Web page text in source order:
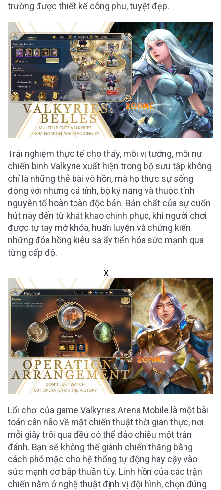
trường được thiết kế công phu, tuyệt đẹp.
Trải nghiệm thực tế cho thấy, mỗi vị tướng, mỗi nữ
chiến binh Valkyrie xuất hiện trong bộ sưu tập không
chỉ là những thẻ bài vô hồn, mà họ thực sự sống
động với những cá tính, bộ kỹ năng và thuộc tính
nguyên tố hoàn toàn độc bản. Bản chất của sự cuốn
hút này đến từ khát khao chinh phục, khi người chơi
được tự tay mở khóa, huấn luyện và chứng kiến
những đóa hồng kiêu sa ấy tiến hóa sức mạnh qua
từng cấp độ.
X
Lối chơi của game Valkyries Arena Mobile là một bài
toán cân não về mặt chiến thuật thời gian thực, nơi
mỗi giây trôi qua đều có thể đảo chiều một trận
đánh. Bạn sẽ không thể giành chiến thắng bằng
cách phó mặc cho hệ thống tự động hay cậy vào
sức mạnh cơ bắp thuần túy. Linh hồn của các trận
chiến nằm ở nghệ thuật định vị đội hình, chọn đúng